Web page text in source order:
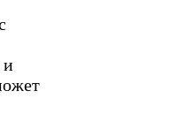
и